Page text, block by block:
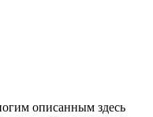
описанным здесь